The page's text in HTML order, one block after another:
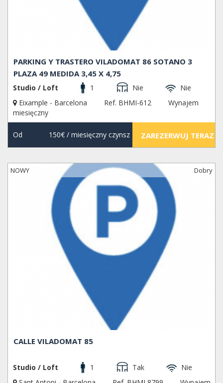
PARKING Y TRASTERO VILADOMAT 86 SOTANO 3
PLAZA 49 MEDIDA 3,45 X 4,75
Studio / Loft 1 Nie
Nie
Eixample - Barcelona
Ref. BHMI-612
Wynajem
miesięczny
Od 150€/ miesięczny czynsz ZAREZERWUJ TERAZ
NOWY Dobry
CALLE VILADOMAT 85
Studio / Loft 1 Tak
Nie